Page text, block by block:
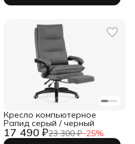
17 490 ₽23 300 ₽−25%
Кресло компьютерное
Рапид серый / черный